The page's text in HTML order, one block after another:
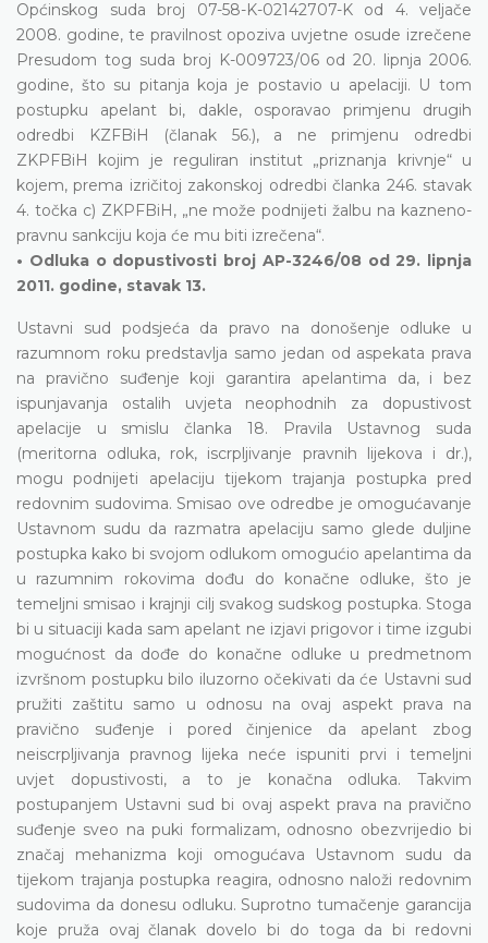
Općinskog suda broj 07-58-K-02142707-K od 4. veljače
2008. godine, te pravilnost opoziva uvjetne osude izrečene
Presudom tog suda broj K-009723/06 od 20. lipnja 2006.
godine, što su pitanja koja je postavio u apelaciji. U tom
postupku apelant bi, dakle, osporavao primjenu drugih
odredbi KZFBiH (članak 56.), a ne primjenu odredbi
ZKPFBiH kojim je reguliran institut „priznanja krivnje“ u
kojem, prema izričitoj zakonskoj odredbi članka 246. stavak
4. točka c) ZKPFBiH, „ne može podnijeti žalbu na kazneno-
pravnu sankciju koja će mu biti izrečena“.
• Odluka o dopustivosti broj AP-3246/08 od 29. lipnja
2011. godine, stavak 13.
Ustavni sud podsjeća da pravo na donošenje odluke u
razumnom roku predstavlja samo jedan od aspekata prava
na pravično suđenje koji garantira apelantima da, i bez
ispunjavanja ostalih uvjeta neophodnih za dopustivost
apelacije u smislu članka 18. Pravila Ustavnog suda
(meritorna odluka, rok, iscrpljivanje pravnih lijekova i dr.),
mogu podnijeti apelaciju tijekom trajanja postupka pred
redovnim sudovima. Smisao ove odredbe je omogućavanje
Ustavnom sudu da razmatra apelaciju samo glede duljine
postupka kako bi svojom odlukom omogućio apelantima da
u razumnim rokovima dođu do konačne odluke, što je
temeljni smisao i krajnji cilj svakog sudskog postupka. Stoga
bi u situaciji kada sam apelant ne izjavi prigovor i time izgubi
mogućnost da dođe do konačne odluke u predmetnom
izvršnom postupku bilo iluzorno očekivati da će Ustavni sud
pružiti zaštitu samo u odnosu na ovaj aspekt prava na
pravično suđenje i pored činjenice da apelant zbog
neiscrpljivanja pravnog lijeka neće ispuniti prvi i temeljni
uvjet dopustivosti, a to je konačna odluka. Takvim
postupanjem Ustavni sud bi ovaj aspekt prava na pravično
suđenje sveo na puki formalizam, odnosno obezvrijedio bi
značaj mehanizma koji omogućava Ustavnom sudu da
tijekom trajanja postupka reagira, odnosno naloži redovnim
sudovima da donesu odluku. Suprotno tumačenje garancija
koje pruža ovaj članak dovelo bi do toga da bi redovni